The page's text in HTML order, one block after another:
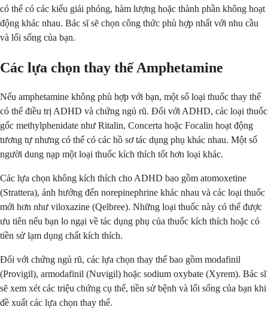
có thể có các kiểu giải phóng, hàm lượng hoặc thành phần không hoạt
động khác nhau. Bác sĩ sẽ chọn công thức phù hợp nhất với nhu cầu
và lối sống của bạn.
Các lựa chọn thay thế Amphetamine
Nếu amphetamine không phù hợp với bạn, một số loại thuốc thay thế
có thể điều trị ADHD và chứng ngủ rũ. Đối với ADHD, các loại thuốc
gốc methylphenidate như Ritalin, Concerta hoặc Focalin hoạt động
tương tự nhưng có thể có các hồ sơ tác dụng phụ khác nhau. Một số
người dung nạp một loại thuốc kích thích tốt hơn loại khác.
Các lựa chọn không kích thích cho ADHD bao gồm atomoxetine
(Strattera), ảnh hưởng đến norepinephrine khác nhau và các loại thuốc
mới hơn như viloxazine (Qelbree). Những loại thuốc này có thể được
ưu tiên nếu bạn lo ngại về tác dụng phụ của thuốc kích thích hoặc có
tiền sử lạm dụng chất kích thích.
Đối với chứng ngủ rũ, các lựa chọn thay thế bao gồm modafinil
(Provigil), armodafinil (Nuvigil) hoặc sodium oxybate (Xyrem). Bác sĩ
sẽ xem xét các triệu chứng cụ thể, tiền sử bệnh và lối sống của bạn khi
đề xuất các lựa chọn thay thế.